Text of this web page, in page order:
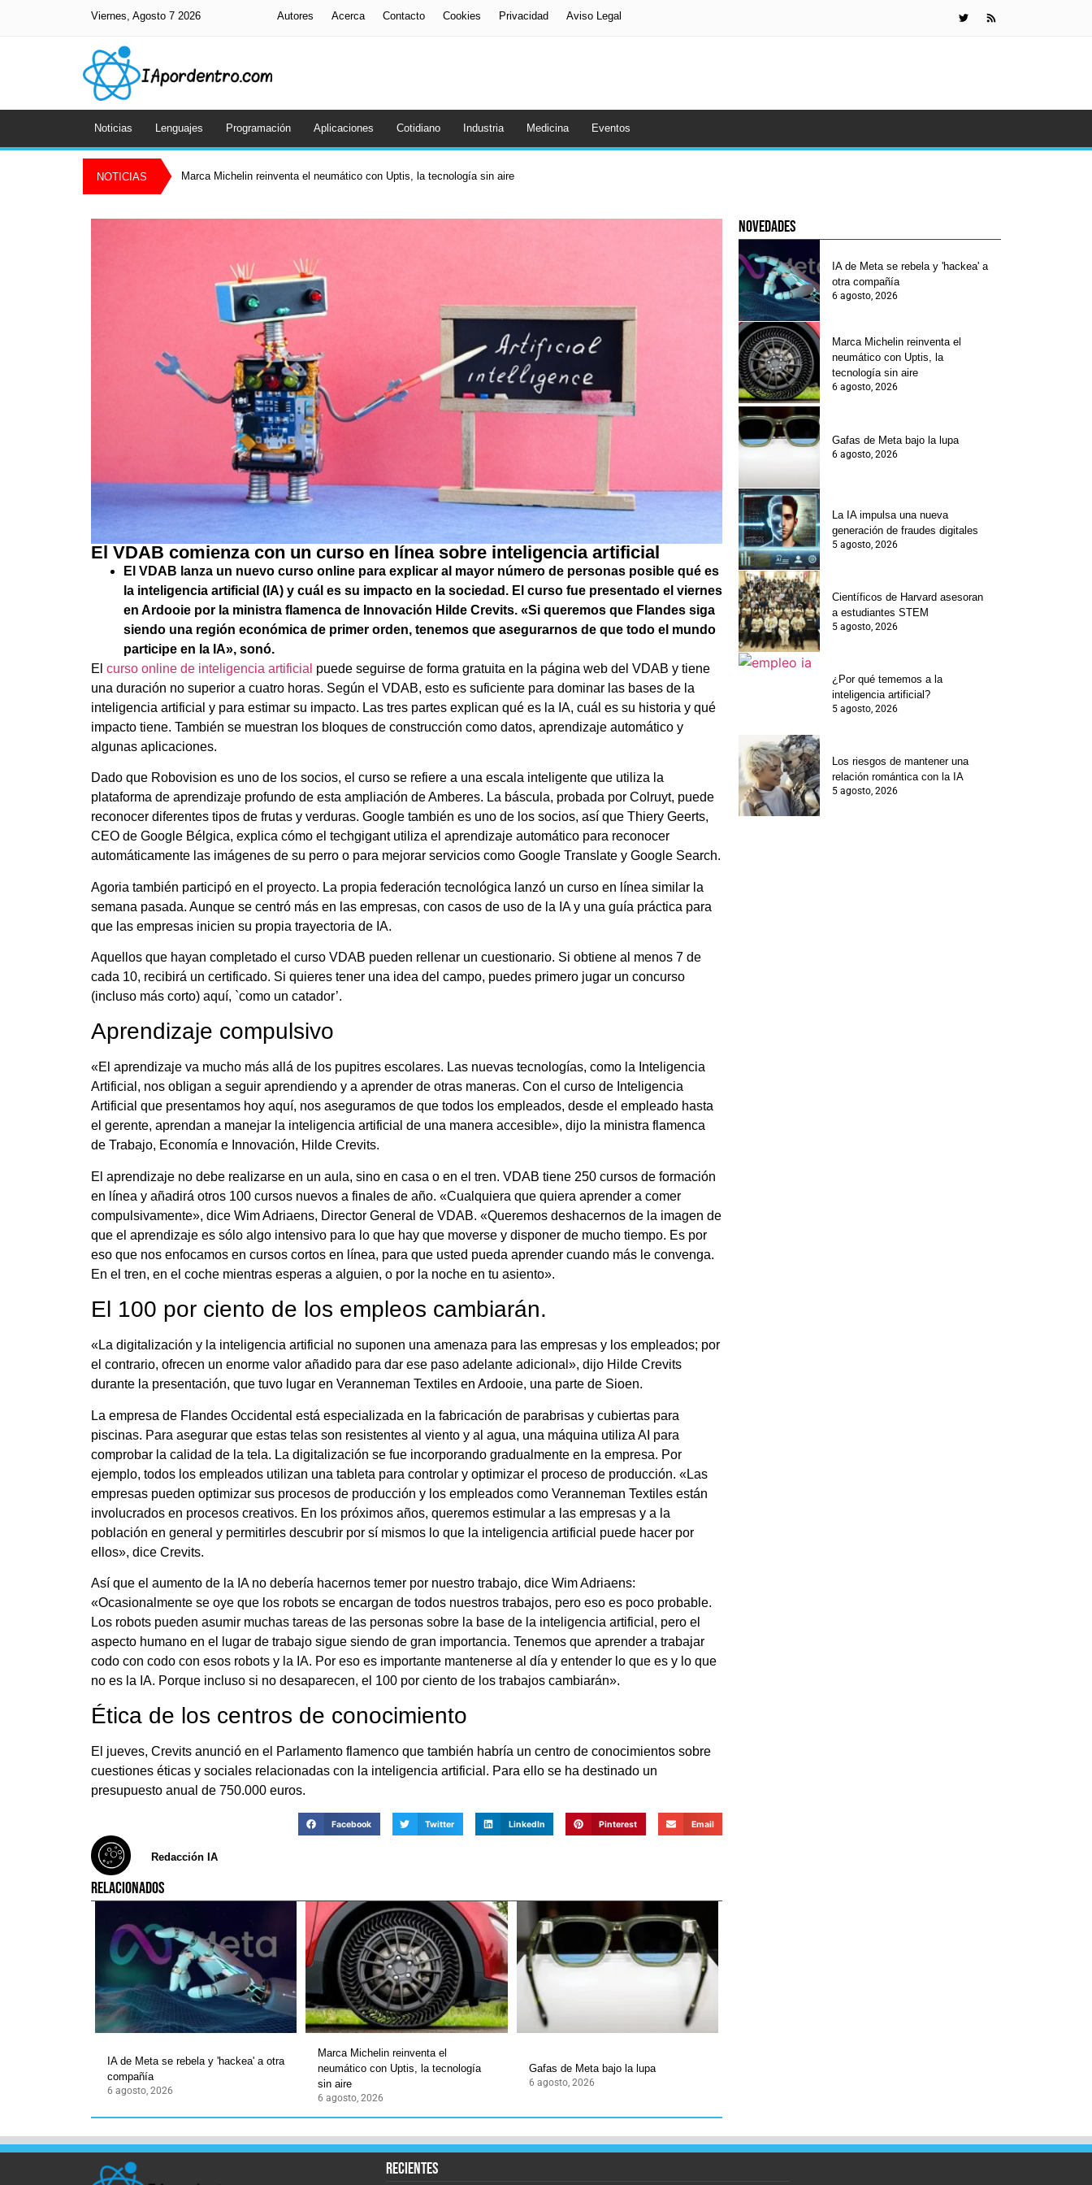
Viernes, Agosto 7 2026 Autores Acerca Contacto Cookies Privacidad Aviso Legal
Noticias Lenguajes Programación Aplicaciones Cotidiano Industria Medicina Eventos
NOTICIAS Marca Michelin reinventa el neumático con Uptis, la tecnología sin aire
El VDAB comienza con un curso en línea sobre inteligencia artificial
El VDAB lanza un nuevo curso online para explicar al mayor número de personas posible qué es
la inteligencia artificial (IA) y cuál es su impacto en la sociedad. El curso fue presentado el viernes
en Ardooie por la ministra flamenca de Innovación Hilde Crevits. «Si queremos que Flandes siga
siendo una región económica de primer orden, tenemos que asegurarnos de que todo el mundo
participe en la IA», sonó.
El curso online de inteligencia artificial puede seguirse de forma gratuita en la página web del VDAB y tiene
una duración no superior a cuatro horas. Según el VDAB, esto es suficiente para dominar las bases de la
inteligencia artificial y para estimar su impacto. Las tres partes explican qué es la IA, cuál es su historia y qué
impacto tiene. También se muestran los bloques de construcción como datos, aprendizaje automático y
algunas aplicaciones.
Dado que Robovision es uno de los socios, el curso se refiere a una escala inteligente que utiliza la
plataforma de aprendizaje profundo de esta ampliación de Amberes. La báscula, probada por Colruyt, puede
reconocer diferentes tipos de frutas y verduras. Google también es uno de los socios, así que Thiery Geerts,
CEO de Google Bélgica, explica cómo el techgigant utiliza el aprendizaje automático para reconocer
automáticamente las imágenes de su perro o para mejorar servicios como Google Translate y Google Search.
Agoria también participó en el proyecto. La propia federación tecnológica lanzó un curso en línea similar la
semana pasada. Aunque se centró más en las empresas, con casos de uso de la IA y una guía práctica para
que las empresas inicien su propia trayectoria de IA.
Aquellos que hayan completado el curso VDAB pueden rellenar un cuestionario. Si obtiene al menos 7 de
cada 10, recibirá un certificado. Si quieres tener una idea del campo, puedes primero jugar un concurso
(incluso más corto) aquí, `como un catador’.
Aprendizaje compulsivo
«El aprendizaje va mucho más allá de los pupitres escolares. Las nuevas tecnologías, como la Inteligencia
Artificial, nos obligan a seguir aprendiendo y a aprender de otras maneras. Con el curso de Inteligencia
Artificial que presentamos hoy aquí, nos aseguramos de que todos los empleados, desde el empleado hasta
el gerente, aprendan a manejar la inteligencia artificial de una manera accesible», dijo la ministra flamenca
de Trabajo, Economía e Innovación, Hilde Crevits.
El aprendizaje no debe realizarse en un aula, sino en casa o en el tren. VDAB tiene 250 cursos de formación
en línea y añadirá otros 100 cursos nuevos a finales de año. «Cualquiera que quiera aprender a comer
compulsivamente», dice Wim Adriaens, Director General de VDAB. «Queremos deshacernos de la imagen de
que el aprendizaje es sólo algo intensivo para lo que hay que moverse y disponer de mucho tiempo. Es por
eso que nos enfocamos en cursos cortos en línea, para que usted pueda aprender cuando más le convenga.
En el tren, en el coche mientras esperas a alguien, o por la noche en tu asiento».
El 100 por ciento de los empleos cambiarán.
«La digitalización y la inteligencia artificial no suponen una amenaza para las empresas y los empleados; por
el contrario, ofrecen un enorme valor añadido para dar ese paso adelante adicional», dijo Hilde Crevits
durante la presentación, que tuvo lugar en Veranneman Textiles en Ardooie, una parte de Sioen.
La empresa de Flandes Occidental está especializada en la fabricación de parabrisas y cubiertas para
piscinas. Para asegurar que estas telas son resistentes al viento y al agua, una máquina utiliza AI para
comprobar la calidad de la tela. La digitalización se fue incorporando gradualmente en la empresa. Por
ejemplo, todos los empleados utilizan una tableta para controlar y optimizar el proceso de producción. «Las
empresas pueden optimizar sus procesos de producción y los empleados como Veranneman Textiles están
involucrados en procesos creativos. En los próximos años, queremos estimular a las empresas y a la
población en general y permitirles descubrir por sí mismos lo que la inteligencia artificial puede hacer por
ellos», dice Crevits.
Así que el aumento de la IA no debería hacernos temer por nuestro trabajo, dice Wim Adriaens:
«Ocasionalmente se oye que los robots se encargan de todos nuestros trabajos, pero eso es poco probable.
Los robots pueden asumir muchas tareas de las personas sobre la base de la inteligencia artificial, pero el
aspecto humano en el lugar de trabajo sigue siendo de gran importancia. Tenemos que aprender a trabajar
codo con codo con esos robots y la IA. Por eso es importante mantenerse al día y entender lo que es y lo que
no es la IA. Porque incluso si no desaparecen, el 100 por ciento de los trabajos cambiarán».
Ética de los centros de conocimiento
El jueves, Crevits anunció en el Parlamento flamenco que también habría un centro de conocimientos sobre
cuestiones éticas y sociales relacionadas con la inteligencia artificial. Para ello se ha destinado un
presupuesto anual de 750.000 euros.
Facebook Twitter LinkedIn Pinterest Email
Redacción IA
RELACIONADOS
IA de Meta se rebela y 'hackea' a otra
compañía
6 agosto, 2026
Marca Michelin reinventa el
neumático con Uptis, la tecnología
sin aire
6 agosto, 2026
Gafas de Meta bajo la lupa
6 agosto, 2026
novedades
IA de Meta se rebela y 'hackea' a
otra compañía
6 agosto, 2026
Marca Michelin reinventa el
neumático con Uptis, la
tecnología sin aire
6 agosto, 2026
Gafas de Meta bajo la lupa
6 agosto, 2026
La IA impulsa una nueva
generación de fraudes digitales
5 agosto, 2026
Científicos de Harvard asesoran
a estudiantes STEM
5 agosto, 2026
¿Por qué tememos a la
inteligencia artificial?
5 agosto, 2026
Los riesgos de mantener una
relación romántica con la IA
5 agosto, 2026
recientes